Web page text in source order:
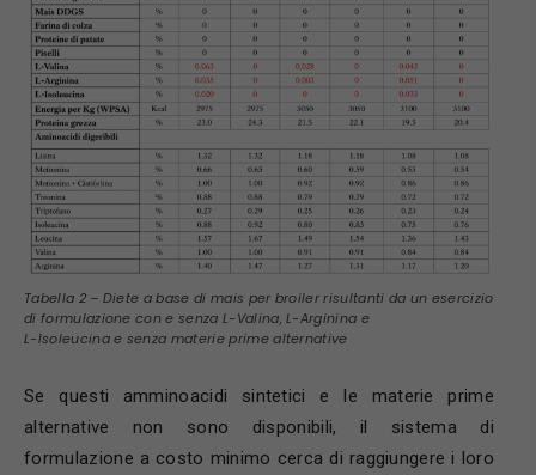
Tabella 2 – Diete a base di mais per broiler risultanti da un esercizio
di formulazione con e senza L-Valina, L-Arginina e
L-Isoleucina e senza materie prime alternative
Se questi amminoacidi sintetici e le materie prime
alternative non sono disponibili, il sistema di
formulazione a costo minimo cerca di raggiungere i loro